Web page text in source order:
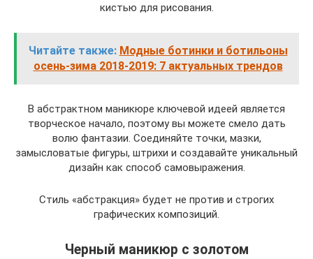
кистью для рисования.
Читайте также: Модные ботинки и ботильоны
осень-зима 2018-2019: 7 актуальных трендов
В абстрактном маникюре ключевой идеей является
творческое начало, поэтому вы можете смело дать
волю фантазии. Соединяйте точки, мазки,
замысловатые фигуры, штрихи и создавайте уникальный
дизайн как способ самовыражения.
Стиль «абстракция» будет не против и строгих
графических композиций.
Черный маникюр с золотом